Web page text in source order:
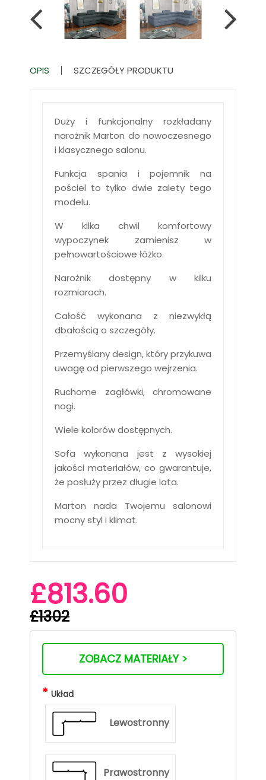
OPIS SZCZEGÓŁY PRODUKTU
Duży i funkcjonalny rozkładany
narożnik Marton do nowoczesnego
i klasycznego salonu.
Funkcja spania i pojemnik na
pościel to tylko dwie zalety tego
modelu.
W kilka chwil komfortowy
wypoczynek zamienisz w
pełnowartościowe łóżko.
Narożnik dostępny w kilku
rozmiarach.
Całość wykonana z niezwykłą
dbałością o szczegóły.
Przemyślany design, który przykuwa
uwagę od pierwszego wejrzenia.
Ruchome zagłówki, chromowane
nogi.
Wiele kolorów dostępnych.
Sofa wykonana jest z wysokiej
jakości materiałów, co gwarantuje,
że posłuży przez długie lata.
Marton nada Twojemu salonowi
mocny styl i klimat.
£813.60
£1302
ZOBACZ MATERIAŁY >
* Układ
Lewostronny
Prawostronny